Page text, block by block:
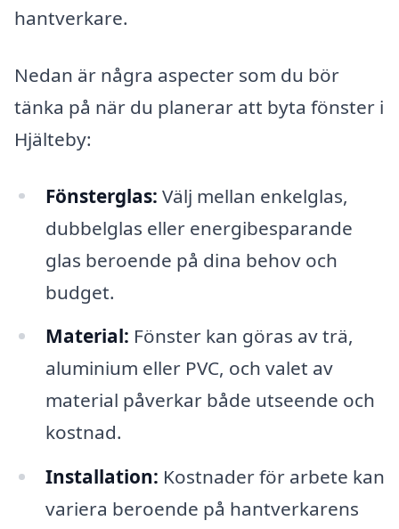
hantverkare.
Nedan är några aspecter som du bör
tänka på när du planerar att byta fönster i
Hjälteby:
Fönsterglas: Välj mellan enkelglas,
dubbelglas eller energibesparande
glas beroende på dina behov och
budget.
Material: Fönster kan göras av trä,
aluminium eller PVC, och valet av
material påverkar både utseende och
kostnad.
Installation: Kostnader för arbete kan
variera beroende på hantverkarens